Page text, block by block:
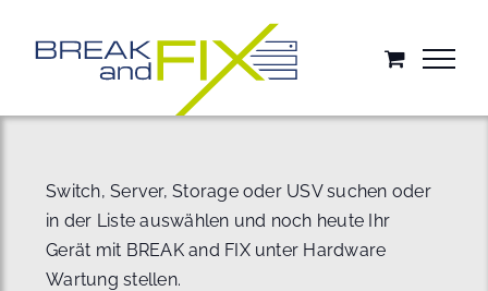
springen
Switch, Server, Storage oder USV suchen oder
in der Liste auswählen und noch heute Ihr
Gerät mit BREAK and FIX unter Hardware
Wartung stellen.